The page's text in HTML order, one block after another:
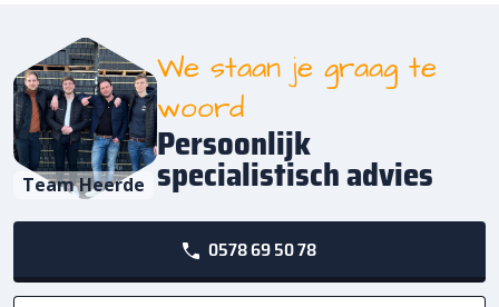
Team Heerde
We staan je graag te
woord
Persoonlijk
specialistisch advies
0578 69 50 78